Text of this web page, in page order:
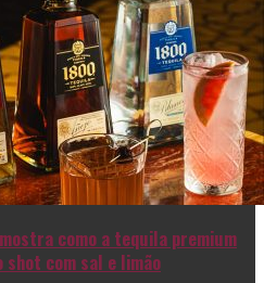
como a tequila premium
shot com sal e limão